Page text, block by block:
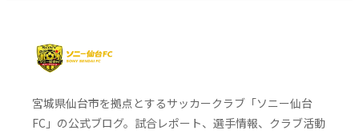
宮城県仙台市を拠点とするサッカークラブ「ソニー仙台
FC」の公式ブログ。試合レポート、選手情報、クラブ活動